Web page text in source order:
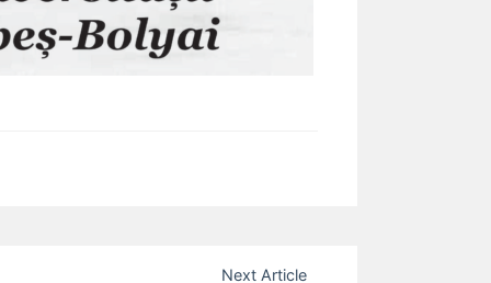
Next Article